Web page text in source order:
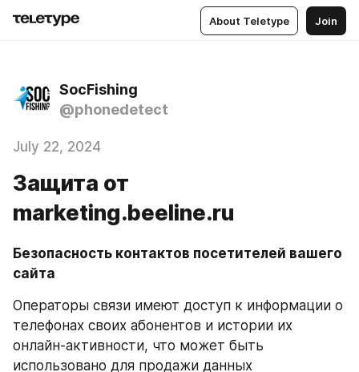
About Teletype Join
SocFishing
@phonedetect
July 22, 2024
Защита от
marketing.beeline.ru
Безопасность контактов посетителей вашего
сайта
Операторы связи имеют доступ к информации о
телефонах своих абонентов и истории их
онлайн-активности, что может быть
использовано для продажи данных